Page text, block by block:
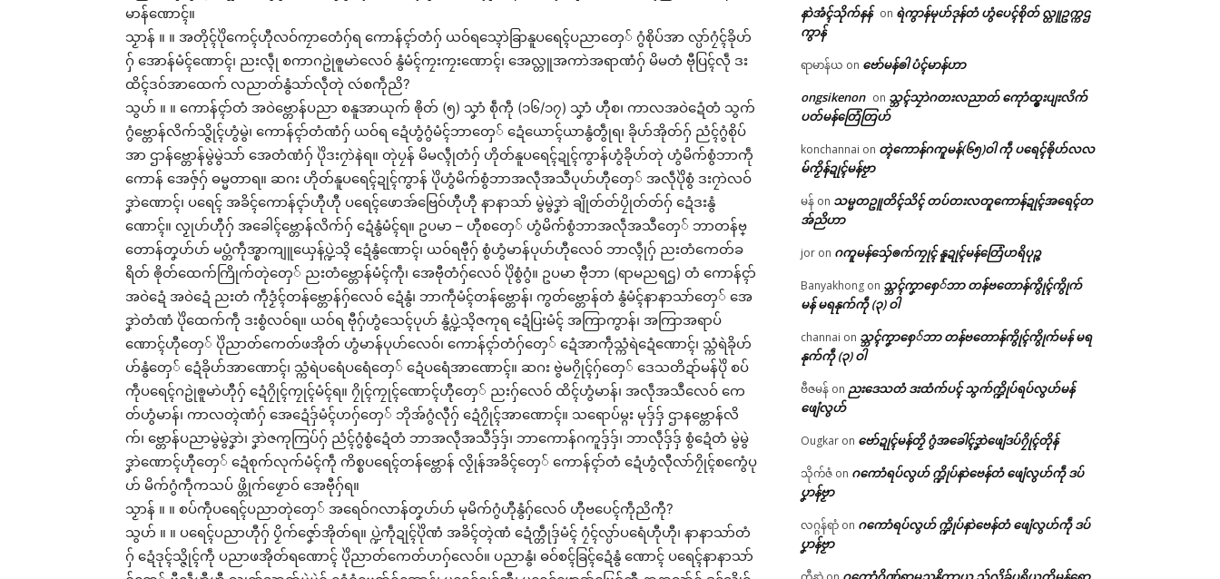
မာန်ဏောၚ်။
သၟာန် ။ ။ အတိုၚ်ပိုဲကေၚ်ဟီုလဝ်ကၠာတေံဂှ်ရ ကောန်ၚာ်တံဂှ် ယဝ်ရသ္ၚောဲခြာနူပရေၚ်ပညာတှေ် ဂွံစိုပ်အာ လ္ပာ်ဂၠံၚ်ခိုဟ်
ဂှ် အောန်မံၚ်ဏောၚ်၊ ညးလ္ၚဵု စကာဂဥုဲၜူမာဲလေဝ် နွံမံၚ်ကၠးကၠးဏောၚ်၊ အေလ္တူအကာဲအရာဏံဂှ် မိမတံ ဗီုပြၚ်လဵု ဒး
ထိၚ်ဒဝ်အာထေက် လညာတ်နွံသာ်လဵုတုဲ လဴစကဵုညိ?
သွဟ် ။ ။ ကောန်ၚာ်တံ အဝဲဗ္တောန်ပညာ စနူအာယုက် ၜိုတ် (၅) သၞာံ စဵုကဵု (၁၆/၁၇) သၞာံ ဟီုစ၊ ကာလအဝဲဍေံတံ သွက်
ဂွံဗ္တောန်လိက်သ္ဇိုၚ်ဟွံမွဲ၊ ကောန်ၚာ်တံဏံဂှ် ယဝ်ရ ဍေံဟွံဂွံမံၚ်ဘာတှေ် ဍေံယောၚ်ယာနွံတွဵုရ၊ ခိုဟ်အိုတ်ဂှ် ညံၚ်ဂွံစိုပ်
အာ ဌာန်ဗ္တောန်မွဲမွဲသာ် အေတံဏံဂှ် ပိုဲဒးဂၠာဲနဲရ။ တုဲပၠန် မိမလ္ၚဵုတံဂှ် ဟိုတ်နူပရေၚ်ဍုၚ်ကွာန်ဟွံခိုဟ်တုဲ ဟွံမိက်စွံဘာကဵု
ကောန် အေဇှ်ဂှ် ဓမ္မတာရ။ ဆဂး ဟိုတ်နူပရေၚ်ဍုၚ်ကွာန် ပိုဲဟွံမိက်စွံဘာအလဵုအသဳပုဟ်ဟီုတှေ် အလဵုပိုဲစွံ ဒးဂၠာဲလဝ်
ဒၞာဲဏောၚ်၊ ပရေၚ် အခိၚ်ကောန်ၚာ်ဟီုဟီု ပရေၚ်ဖောအ်ဗြေဝ်ဟီုဟီု နာနာသာ် မွဲမွဲဒၞာဲ ချိုတ်တ်ပၠိုတ်တ်ဂှ် ဍေံဒးနွံ
ဏောၚ်။ လၟုဟ်ဟီုဂှ် အခေါၚ်ဗ္တောန်လိက်ဂှ် ဍေံနွံမံၚ်ရ။ ဥပမာ – ဟီုစတှေ် ဟွံမိက်စွံဘာအလဵုအသဳတှေ် ဘာတန်ဗ္
တောန်တၞဟ်ဟ် မပ္တံကဵုအ္စာကျူယှေန်ပ္ဍဲသ္ၚိ ဍေံနွံဏောၚ်၊ ယဝ်ရဗီုဂှ် စွံဟွံမာန်ပုဟ်ဟီုလေဝ် ဘာလ္ၚဵုဂှ် ညးတံကေတ်ခ
ရိတ် ၜိုတ်ထေက်ကြိုက်တုဲတှေ် ညးတံဗ္တောန်မံၚ်ကဵု၊ အေဗီုတံဂှ်လေဝ် ပိုဲစွံဂွံ။ ဥပမာ ဗီုဘာ (ရာမညရဌ) တံ ကောန်ၚာ်
အဝဲဍေံ အဝဲဍေံ ညးတံ ကဵုဒၟံၚ်တန်ဗ္တောန်ဂှ်လေဝ် ဍေံနွံ၊ ဘာကဵုမံၚ်တန်ဗ္တောန်၊ ကွတ်ဗ္တောန်တံ နွံမံၚ်နာနာသာ်တှေ် အေ
ဒၞာဲတံဏံ ပိုဲထေက်ကဵု ဒးစွံလဝ်ရ။ ယဝ်ရ ဗီုဂှ်ဟွံသေၚ်ပုဟ် နွံပ္ဍဲသ္ၚိဇကုရ ဍေံပြးမံၚ် အကြာကွာန်၊ အကြာအရာပ်
ဏောၚ်ဟီုတှေ် ပိုဲညာတ်ကေတ်ဖအိုတ် ဟွံမာန်ပုဟ်လေဝ်၊ ကောန်ၚာ်တံဂှ်တှေ် ဍေံအာကဵုသ္ကံရဲဍေံဏောၚ်၊ သ္ကံရဲခိုဟ်
ဟ်နွံတှေ် ဍေံခိုဟ်အာဏောၚ်၊ သ္ကံရဲပရေံပရေံတှေ် ဍေံပရေံအာဏောၚ်။ ဆဂး ဗွဲမဂၠိုၚ်ဂှ်တှေ် ဒေသတိဍာ်မန်ပိုဲ စပ်
ကဵုပရေၚ်ဂဥုဲၜူမာဲဟီုဂှ် ဍေံဂၠိုၚ်ကၠုၚ်မံၚ်ရ။ ဂၠိုၚ်ကၠုၚ်ဏောၚ်ဟီုတှေ် ညးဂှ်လေဝ် ထိၚ်ဟွံမာန်၊ အလဵုအသဳလေဝ် ကေ
တ်ဟွံမာန်၊ ကာလတ္ၚဲဏံဂှ် အေဍေံဒှ်မံၚ်ဟဂှ်တှေ် ဘိုအ်ဂွံလီုဂှ် ဍေံဂၠိုၚ်အာဏောၚ်။ သရောပ်မ္ဂး မုဒှ်ဒှ် ဌာနဗ္တောန်လိ
က်၊ ဗ္တောန်ပညာမွဲမွဲဒၞာဲ၊ ဒၞာဲဇကုကြပ်ဂှ် ညံၚ်ဂွံစွံဍေံတံ ဘာအလဵုအသဳဒှ်ဒှ်၊ ဘာကောန်ဂကူဒှ်ဒှ်၊ ဘာလဵုဒှ်ဒှ် စွံဍေံတံ မွဲမွဲ
ဒၞာဲဏောၚ်ဟီုတှေ် ဍေံစုက်လုက်မံၚ်ကဵု ကိစ္စပရေၚ်တန်ဗ္တောန် လၟိုန်အခိၚ်တှေ် ကောန်ၚာ်တံ ဍေံဟွံလီုလာ်ဂၠိုၚ်စကွေံပု
ဟ် မိက်ဂွံကဵုကသပ် ဖ္တိုက်ဖၟောဝ် အေဗီုဂှ်ရ။
သၟာန် ။ ။ စပ်ကဵုပရေၚ်ပညာတုဲတှေ် အရေဝ်ဂလာန်တၞဟ်ဟ် မုမိက်ဂွံဟီုနွံဂှ်လေဝ် ဟီုဗပေၚ်ကဵုညိကီု?
သွဟ် ။ ။ ပရေၚ်ပညာဟီုဂှ် ပၟိက်ဇၞော်အိုတ်ရ။ ပ္ဍဲကဵုဍုၚ်ပိုဲဏံ အခိၚ်တ္ၚဲဏံ ဍေံက္တဵုဒှ်မံၚ် ဂၠံၚ်လ္ပာ်ပရေံဟီုဟီု၊ နာနာသာ်တံ
ဂှ် ဍေံဒုၚ်သ္ဇိုၚ်ကဵု ပညာဖအိုတ်ရဏောၚ် ပိုဲညာတ်ကေတ်ဟဂှ်လေဝ်။ ပညာနွံ၊ ဓဝ်စၚ်ခြၚ်ဍေံနွံ ဏောၚ် ပရေၚ်နာနာသာ်
နာဲအံၚ်သိုက်နန် on ရဲကွာန်မုဟ်ဒုန်တံ ဟွံပေၚ်စိုတ် လ္တူဥက္ကဌ
ကွာန်
ရာမာန်ယ on ဗော်မန်ၜါ ပံၚ်မာန်ဟာ
ongsikenon on သ္ဘၚ်သၠာဲဂတးလညာတ် ကေုာံထ္ၜးပျးလိက်
ပတ်မန်တြေံတြဟ်
konchannai on တ္ၚဲကောန်ဂကူမန်(၆၅)ဝါ ကဵု ပရေၚ်ၜိုဟ်လလ
မ်ကၟိန်ဍုၚ်မန်ဗၟာ
မန် on သမ္မတဥူတိၚ်သိၚ် တပ်တးလတူကောန်ဍုၚ်အရေၚ်တ
အ်ညိဟာ
jor on ဂကူမန်​သှ်ေၜက်ကၠုၚ် နူဍုၚ်မန်တြေံဟရိပုဉ္ဇ
Banyakhong on သ္ဘၚ်ကၞာစှေ်ဘာ တန်ဗတောန်ကွိုၚ်ကွိုက်
မန် မရနုက်ကဵု (၃) ဝါ
channai on သ္ဘၚ်ကၞာစှေ်ဘာ တန်ဗတောန်ကွိုၚ်ကွိုက်မန် မရ
နုက်ကဵု (၃) ဝါ
ဗီဇမန် on ညးဒေသတံ ဒးထံက်ပၚ် သွက်က္ဍိုပ်ရပ်လွဟ်မန်
ဖျေံလွဟ်
Ougkar on ဗော်ဍုၚ်မန်တၟိ ဂွံအခေါၚ်ဒၞာဲဖျေံဒပ်ဂၠိုၚ်တိုန်
သိုက်ဇံ on ဂကောံရပ်လွဟ် က္ဍိုပ်နာဲဗေန်တံ ဖျေံလွဟ်ကဵု ဒပ်
ပၞာန်ဗၟာ
လဂ္ဂန်ရာံ on ဂကောံရပ်လွဟ် က္ဍိုပ်နာဲဗေန်တံ ဖျေံလွဟ်ကဵု ဒပ်
ပၞာန်ဗၟာ